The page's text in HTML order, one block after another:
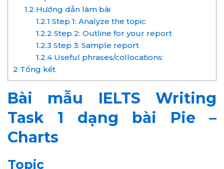
1.2 Hướng dẫn làm bài
1.2.1 Step 1: Analyze the topic
1.2.2 Step 2: Outline for your report
1.2.3 Step 3: Sample report
1.2.4Useful phrases/collocations:
2 Tổng kết
Bài mẫu IELTS Writing
Task 1 dạng bài Pie –
Charts
Topic